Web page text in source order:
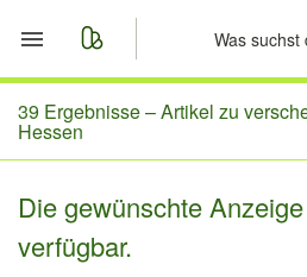
Start
Merkliste
Nachrichten
39 Ergebnisse –Artikel zu
Hessen
Die gewünschte
verfügbar.